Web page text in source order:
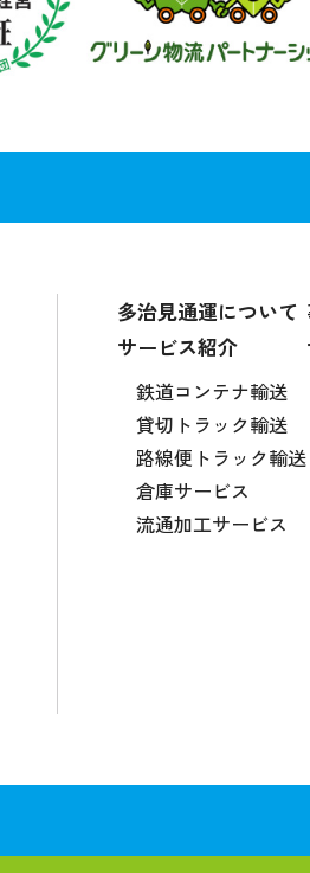
多治見通運について
サービス紹介
鉄道コンテナ輸送
貸切トラック輸送
路線便トラック輸送
倉庫サービス
流通加工サービス